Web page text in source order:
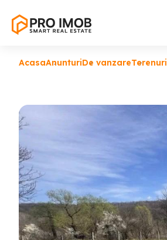
AcasaAnunturiDe vanzareTerenuri